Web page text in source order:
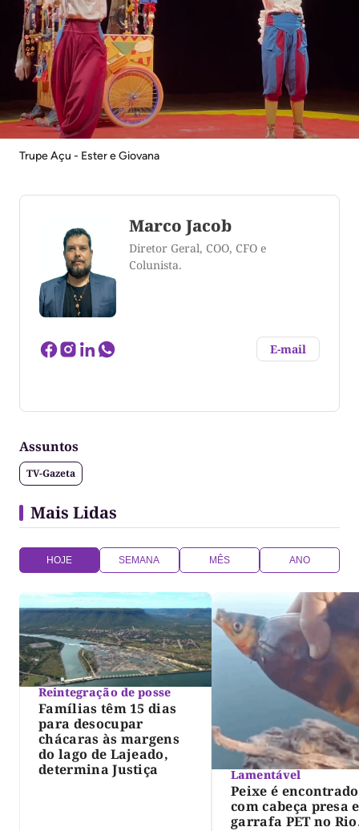
Trupe Açu - Ester e Giovana
Marco Jacob
Diretor Geral, COO, CFO e
Colunista.
E-mail
Publicidade e Propaganda (UP - Curitiba),
PUC-PR e Cultura e Antropologia pela UFT. Produtor
Cultural, atuou como professor universitário e tem
publicações no Brasil e no exterior. Atua nas áreas
Assuntos
TV-Gazeta
Mais Lidas
HOJE SEMANA MÊS ANO
Reintegração de posse
Famílias têm 15 dias
para desocupar
chácaras às margens
do lago de Lajeado,
determina Justiça
Lamentável
Peixe é encontrado
com cabeça presa
garrafa PET no Rio